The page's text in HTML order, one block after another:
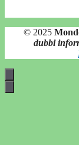
© 2025
dubbi